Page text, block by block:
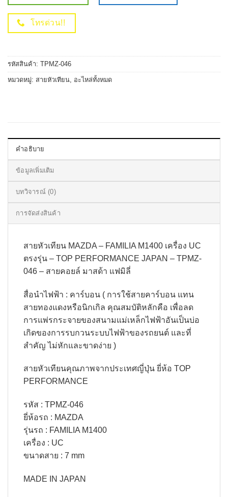
โทรด่วน!!
รหัสสินค้า: TPMZ-046
หมวดหมู่: สายหัวเทียน, อะไหล่ทั้งหมด
คำอธิบาย
ข้อมูลเพิ่มเติม
บทวิจารณ์ (0)
การจัดส่งสินค้า
สายหัวเทียน MAZDA – FAMILIA M1400 เครื่อง UC
ตรงรุ่น – TOP PERFORMANCE JAPAN – TPMZ-
046 – สายคอยล์ มาสด้า แฟมิลี่
สื่อนำไฟฟ้า : คาร์บอน ( การใช้สายคาร์บอน แทน
สายทองแดงหรือนิกเกิล คุณสมบัติหลักคือ เพื่อลด
การแพ่รกระจายของสนามแม่เหล็กไฟฟ้าอันเป็นบ่อ
เกิดของการรบกวนระบบไฟฟ้าของรถยนต์ และที่
สำคัญ ไม่หักและขาดง่าย )
สายหัวเทียนคุณภาพจากประเทศญี่ปุ่น ยี่ห้อ TOP
PERFORMANCE
รหัส : TPMZ-046
ยี่ห้อรถ : MAZDA
รุ่นรถ : FAMILIA M1400
เครื่อง : UC
ขนาดสาย : 7 mm
MADE IN JAPAN